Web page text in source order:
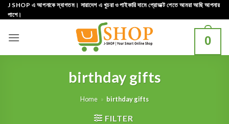
Skip
to
J SHOP এ আপনাকে স্বাগতম। সারাদেশ এ খুচরা ও পাইকারি দামে প্রোডাক্ট পেতে আমরা আছি আপনার
পাশে।
0
birthday gifts
Home » birthday gifts
FILTER